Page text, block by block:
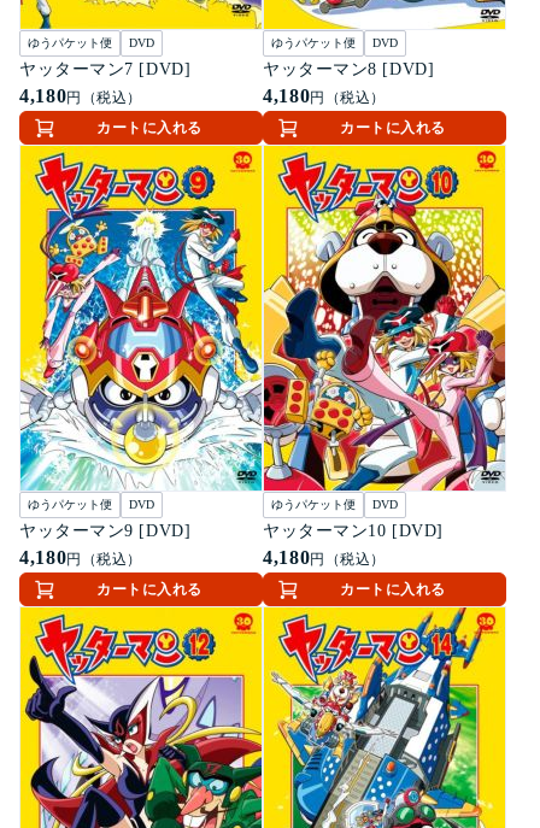
ゆうパケット便 DVD
ヤッターマン7 [DVD]
4,180円（税込）
カートに入れる
ゆうパケット便 DVD
ヤッターマン8 [DVD]
4,180円（税込）
カートに入れる
ゆうパケット便 DVD
ヤッターマン9 [DVD]
4,180円（税込）
カートに入れる
ゆうパケット便 DVD
ヤッターマン10 [DVD]
4,180円（税込）
カートに入れる